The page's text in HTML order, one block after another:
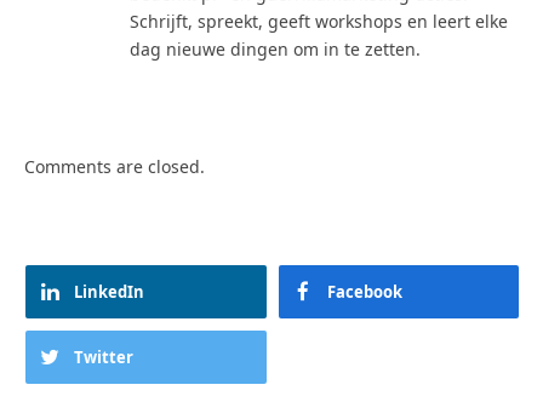
Schrijft, spreekt, geeft workshops en leert elke
dag nieuwe dingen om in te zetten.
Comments are closed.
LinkedIn Facebook
Twitter